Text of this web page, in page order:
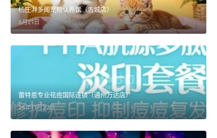
杨庄湃多阁宠物认养馆（古城店）
6月21日
蕾特恩专业祛痘国际连锁（通州万达店）
25年11月22日